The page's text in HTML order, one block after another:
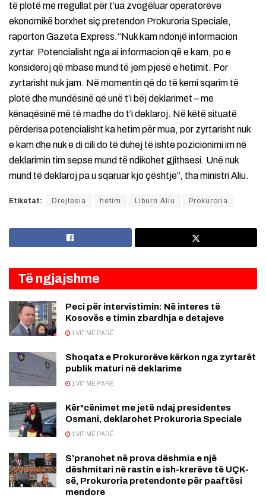
të plotë me rregullat për t’ua zvogëluar operatorëve
ekonomikë borxhet siç pretendon Prokuroria Speciale,
raporton Gazeta Express.“Nuk kam ndonjë informacion
zyrtar. Potencialisht nga ai informacion që e kam, po e
konsideroj që mbase mund të jem pjesë e hetimit. Por
zyrtarisht nuk jam. Në momentin që do të kemi sqarim të
plotë dhe mundësinë që unë t’i bëj deklarimet – me
kënaqësinë më të madhe do t’i deklaroj. Në këtë situatë
përderisa potencialisht ka hetim për mua, por zyrtarisht nuk
e kam dhe nuk e di cili do të duhej të ishte pozicionimi im në
deklarimin tim sepse mund të ndikohet gjithsesi. Unë nuk
mund të deklaroj pa u sqaruar kjo çështje”, tha ministri Aliu.
Etiketat: Drejtesia hetim Liburn Aliu Prokuroria
Të ngjajshme
Peci për intervistimin: Në interes të
Kosovës e timin zbardhja e detajeve
1 VIT MË PARË
Shoqata e Prokurorëve kërkon nga zyrtarët
publik maturi në deklarime
1 VIT MË PARË
Kër*cënimet me jetë ndaj presidentes
Osmani, deklarohet Prokuroria Speciale
1 VIT MË PARË
S’pranohet në prova dëshmia e një
dëshmitari në rastin e ish-krerëve të UÇK-
së, Prokuroria pretendonte për paaftësi
mendore